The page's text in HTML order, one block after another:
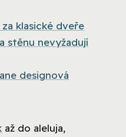
klasické dveře
stěnu nevyžadují
designová
až do aleluja,